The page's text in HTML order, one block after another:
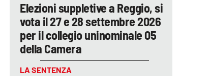
Elezioni suppletive a Reggio, si
vota il 27 e 28 settembre 2026
per il collegio uninominale 05
della Camera
LA SENTENZA